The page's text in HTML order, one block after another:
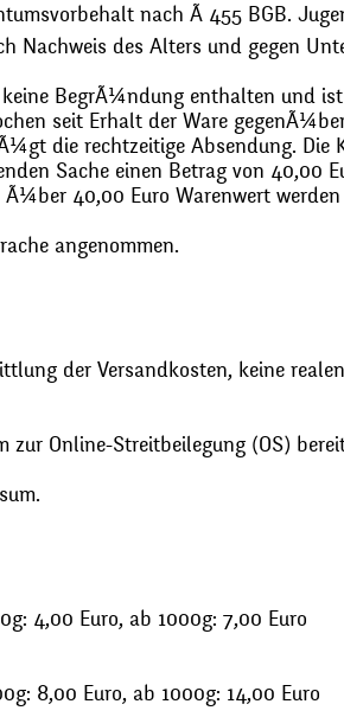
nach Ã 455 BGB.
Nachweis des Alters und gegen
BegrÃ¼ndung enthalten und
seit Erhalt der Ware
die rechtzeitige Absendung.
Sache einen Betrag von 40,00
40,00 Euro Warenwert
angenommen.
der Versandkosten, keine
zur Online-Streitbeilegung (OS)
4,00 Euro, ab 1000g: 7,00 Euro
8,00 Euro, ab 1000g: 14,00 Euro